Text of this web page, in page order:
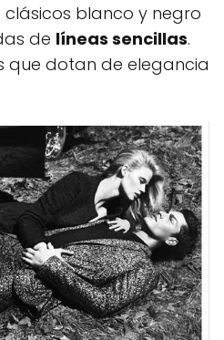
clásicos blanco y negro
de líneas sencillas.
que dotan de elegancia